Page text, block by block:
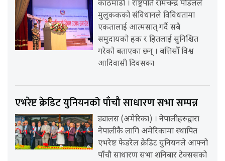
काठमाडौँ । राष्ट्रपति रामचन्द्र पौडेलले
मुलुककको संविधानले विविधतामा
एकतालाई आत्मसात् गर्दै सबै
समुदायको हक र हितलाई सुनिश्चित
गरेको बताएका छन् । बत्तिसौँ विश्व
आदिवासी दिवसका
एभरेष्ट क्रेडिट युनियनको पाँचौ साधारण सभा सम्पन्न
ड्यालस (अमेरिका) । नेपालीहरुद्वारा
नेपालीकै लागि अमेरिकामा स्थापित
एभरेष्ट फेडरेल क्रेडिट युनियनले आफ्नो
पाँचौ साधारण सभा शनिबार टेक्ससको